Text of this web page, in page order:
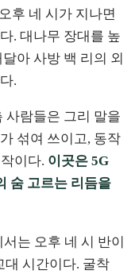
후 네 시가 지나면
. 대나무 장대를 높
아 사방 백 리의 외
.
사람들은 그리 말을
섞여 쓰이고, 동작
이다. 이곳은 5G
숨 고르는 리듬을
는 오후 네 시 반이
대 시간이다. 굴착